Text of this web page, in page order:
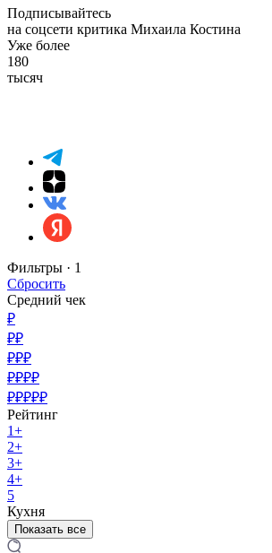
Подписывайтесь
на соцсети критика Михаила Костина
Уже более
180
тысяч
Фильтры · 1
Сбросить
Средний чек
₽
₽₽
₽₽₽
₽₽₽₽
₽₽₽₽₽
Рейтинг
1+
2+
3+
4+
5
Кухня
Показать все